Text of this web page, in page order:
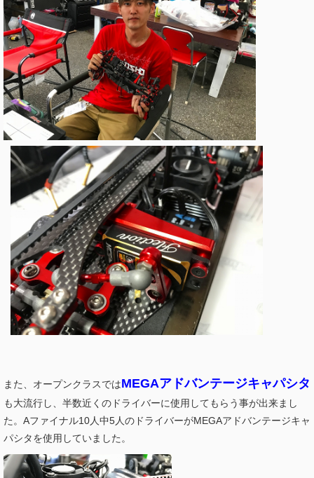
また、オープンクラスではMEGAアドバンテージキャパシタ
も大流行し、半数近くのドライバーに使用してもらう事が出来まし
た。Aファイナル10人中5人のドライバーがMEGAアドバンテージキャ
パシタを使用していました。